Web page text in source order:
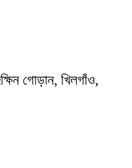
গোড়ান, খিলগাঁও,